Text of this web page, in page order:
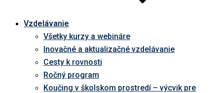
Vzdelávanie
Všetky kurzy a webináre
Inovačné a aktualizačné vzdelávanie
Cesty k rovnosti
Ročný program
Koučing v školskom prostredí – výcvik pre